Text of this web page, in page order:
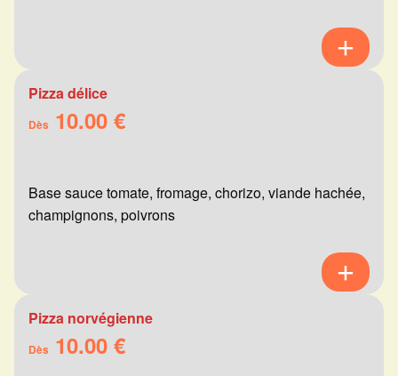
Pizza délice
Dès 10.00 €
Base sauce tomate, fromage, chorizo, viande hachée,
champignons, poivrons
Pizza norvégienne
Dès 10.00 €